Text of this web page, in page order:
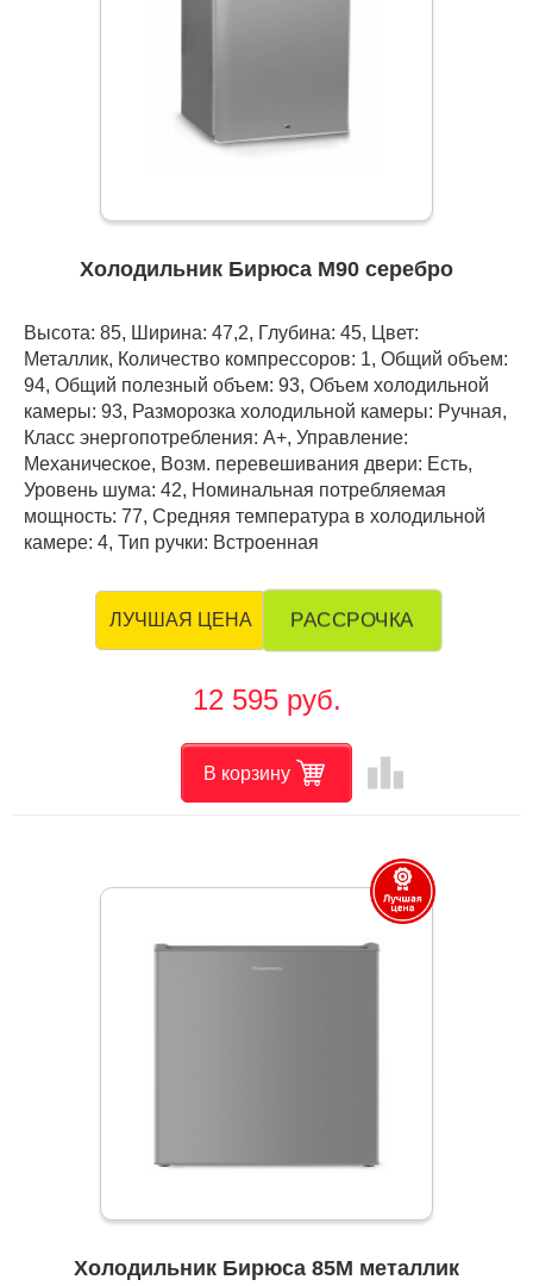
Холодильник Бирюса М90 серебро
Высота: 85, Ширина: 47,2, Глубина: 45, Цвет:
Металлик, Количество компрессоров: 1, Общий объем:
94, Общий полезный объем: 93, Объем холодильной
камеры: 93, Разморозка холодильной камеры: Ручная,
Класс энергопотребления: А+, Управление:
Механическое, Возм. перевешивания двери: Есть,
Уровень шума: 42, Номинальная потребляемая
мощность: 77, Средняя температура в холодильной
камере: 4, Тип ручки: Встроенная
ЛУЧШАЯ ЦЕНА РАССРОЧКА
12 595 руб.
В корзину leaderboard
Холодильник Бирюса 85M металлик